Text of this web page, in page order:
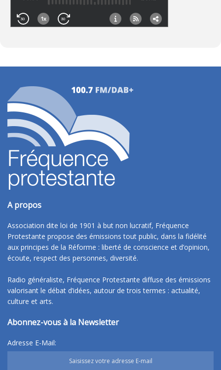
A propos
Association dite loi de 1901 à but non lucratif, Fréquence
Protestante propose des émissions tout public, dans la fidélité
aux principes de la Réforme : liberté de conscience et d’opinion,
écoute, respect des personnes, diversité.
Radio généraliste, Fréquence Protestante diffuse des émissions
valorisant le débat d’idées, autour de trois termes : actualité,
culture et arts.
Abonnez-vous à la Newsletter
Adresse E-Mail: